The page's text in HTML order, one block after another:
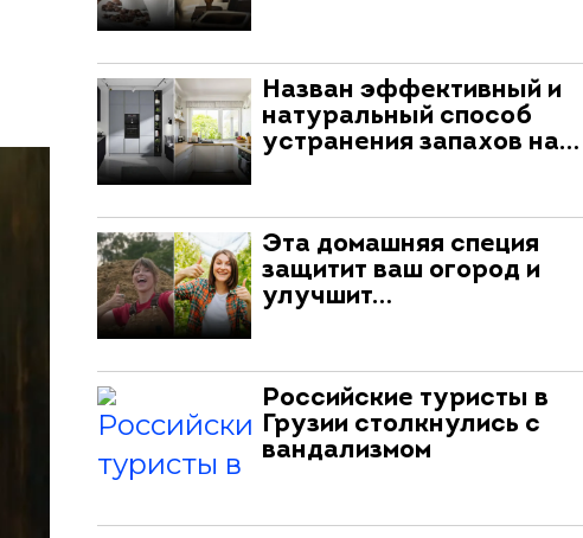
Назван эффективный и
натуральный способ
устранения запахов на…
Эта домашняя специя
защитит ваш огород и
улучшит…
Российские туристы в
Грузии столкнулись с
вандализмом